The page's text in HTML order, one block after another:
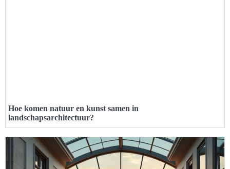
Hoe komen natuur en kunst samen in
landschapsarchitectuur?